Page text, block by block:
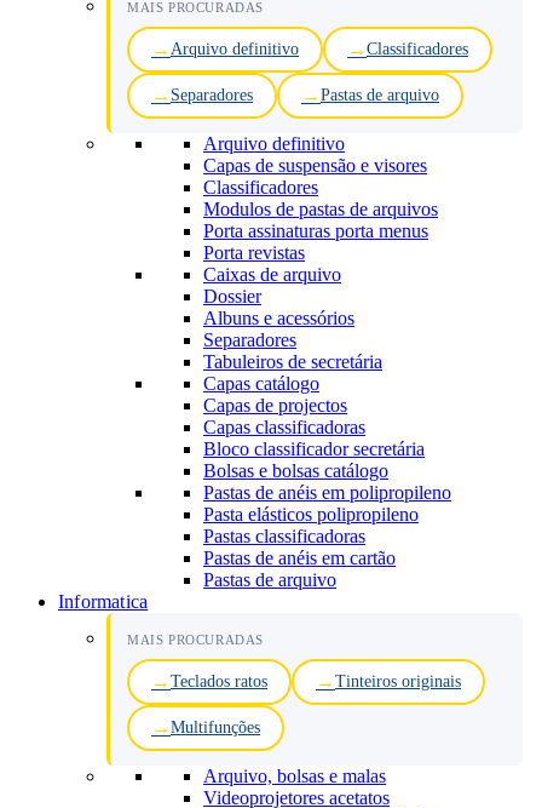
MAIS PROCURADAS
Arquivo definitivo Classificadores
Separadores Pastas de arquivo
Arquivo definitivo
Capas de suspensão e visores
Classificadores
Modulos de pastas de arquivos
Porta assinaturas porta menus
Porta revistas
Caixas de arquivo
Dossier
Albuns e acessórios
Separadores
Tabuleiros de secretária
Capas catálogo
Capas de projectos
Capas classificadoras
Bloco classificador secretária
Bolsas e bolsas catálogo
Pastas de anéis em polipropileno
Pasta elásticos polipropileno
Pastas classificadoras
Pastas de anéis em cartão
Pastas de arquivo
Informatica
MAIS PROCURADAS
Teclados ratos Tinteiros originais
Multifunções
Arquivo, bolsas e malas
Videoprojetores acetatos